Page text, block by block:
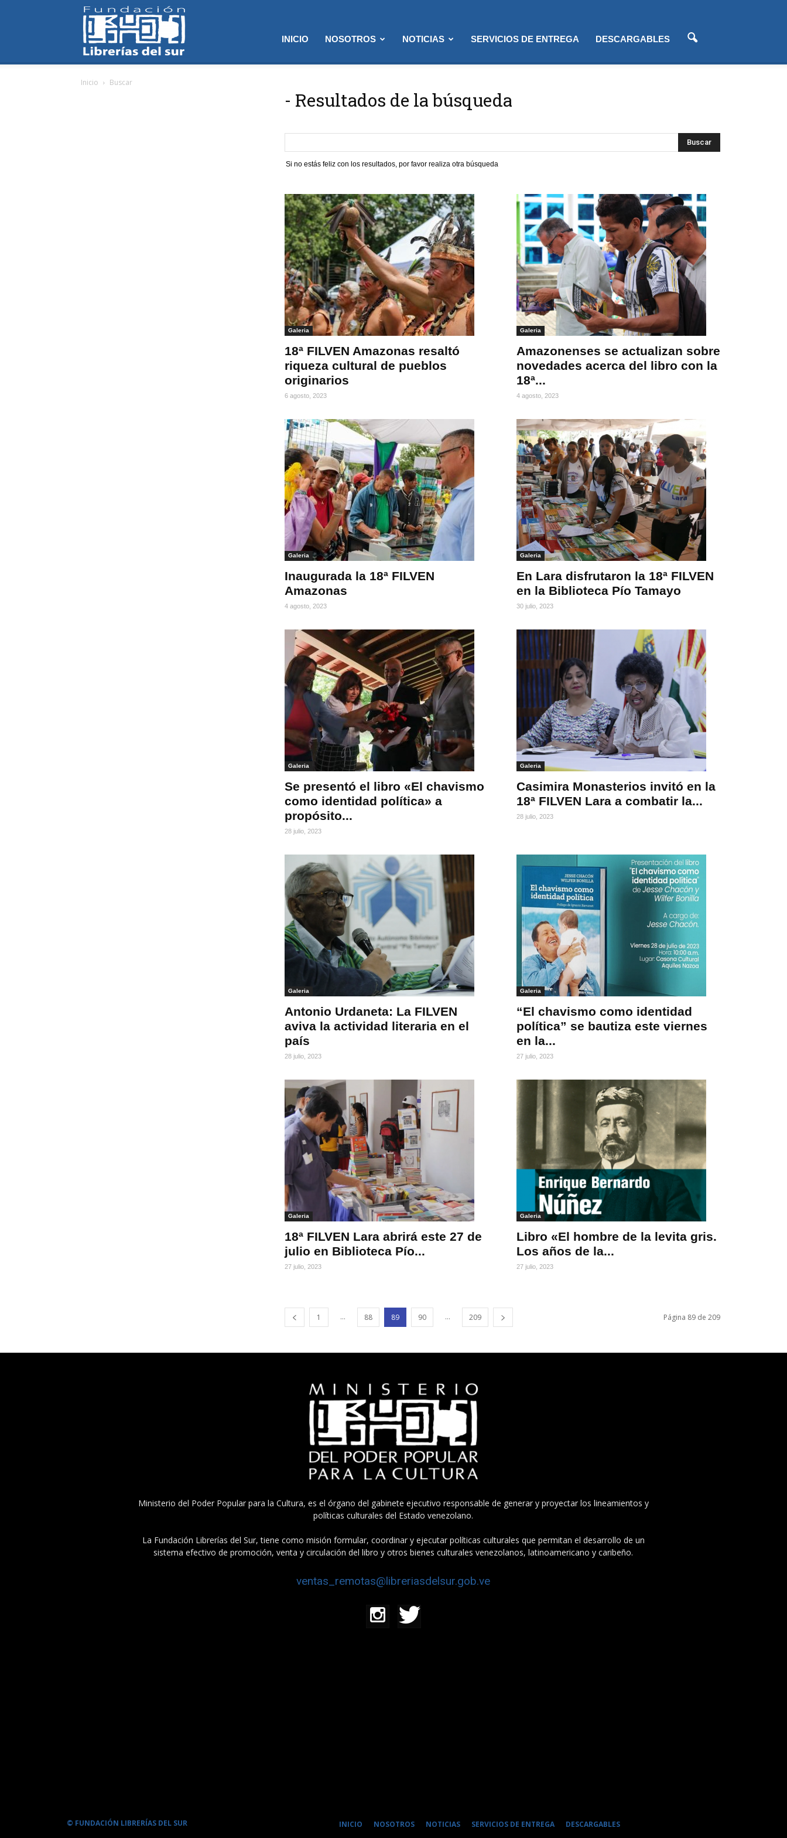
INICIO NOSOTROS NOTICIAS SERVICIOS DE ENTREGA DESCARGABLES
Inicio Buscar
- Resultados de la búsqueda
Si no estás feliz con los resultados, por favor realiza otra búsqueda
Galeria
18ª FILVEN Amazonas resaltó
riqueza cultural de pueblos
originarios
6 agosto, 2023
Galeria
Amazonenses se actualizan sobre
novedades acerca del libro con la
18ª...
4 agosto, 2023
Galeria
Inaugurada la 18ª FILVEN
Amazonas
4 agosto, 2023
Galeria
En Lara disfrutaron la 18ª FILVEN
en la Biblioteca Pío Tamayo
30 julio, 2023
Galeria
Se presentó el libro «El chavismo
como identidad política» a
propósito...
28 julio, 2023
Galeria
Casimira Monasterios invitó en la
18ª FILVEN Lara a combatir la...
28 julio, 2023
Galeria
Antonio Urdaneta: La FILVEN
aviva la actividad literaria en el
país
28 julio, 2023
Galeria
“El chavismo como identidad
política” se bautiza este viernes
en la...
27 julio, 2023
Galeria
18ª FILVEN Lara abrirá este 27 de
julio en Biblioteca Pío...
27 julio, 2023
Galeria
Libro «El hombre de la levita gris.
Los años de la...
27 julio, 2023
1 ... 88 89 90 ... 209 Página 89 de 209
Ministerio del Poder Popular para la Cultura, es el órgano del gabinete ejecutivo responsable de generar y proyectar los lineamientos y
políticas culturales del Estado venezolano.
La Fundación Librerías del Sur, tiene como misión formular, coordinar y ejecutar políticas culturales que permitan el desarrollo de un
sistema efectivo de promoción, venta y circulación del libro y otros bienes culturales venezolanos, latinoamericano y caribeño.
ventas_remotas@libreriasdelsur.gob.ve
INICIO NOSOTROS NOTICIAS SERVICIOS DE ENTREGA DESCARGABLES
© FUNDACIÓN LIBRERÍAS DEL SUR